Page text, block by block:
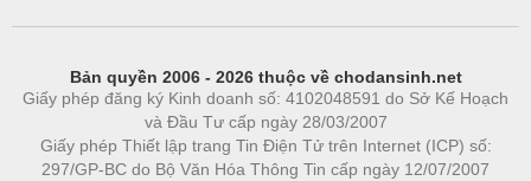
Bản quyền 2006 - 2026 thuộc về chodansinh.net
Giấy phép đăng ký Kinh doanh số: 4102048591 do Sở Kế Hoạch
và Đầu Tư cấp ngày 28/03/2007
Giấy phép Thiết lập trang Tin Điện Tử trên Internet (ICP) số:
297/GP-BC do Bộ Văn Hóa Thông Tin cấp ngày 12/07/2007